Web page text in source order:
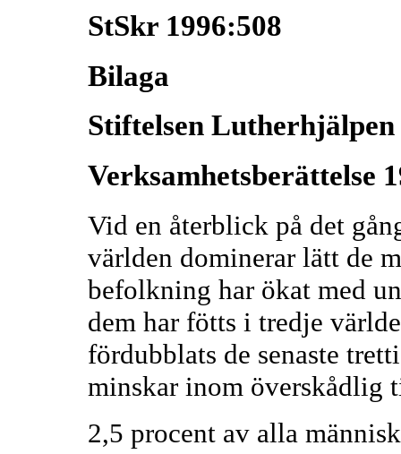
StSkr 1996:508
Bilaga
Stiftelsen Lutherhjälpen
Verksamhetsberättelse
Vid en återblick på det
världen dominerar lätt de
befolkning har ökat med
dem har fötts i tredje
fördubblats de senaste
minskar inom överskådlig
2,5 procent av alla